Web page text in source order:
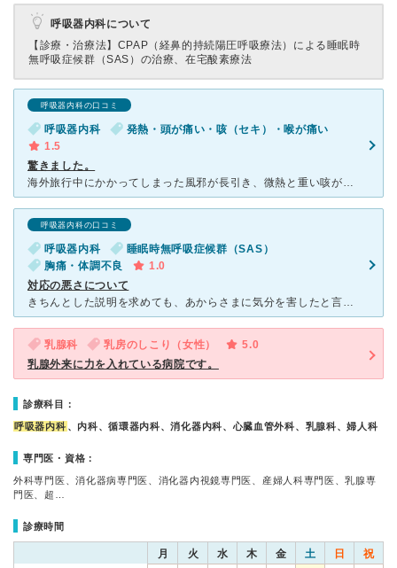
呼吸器内科について
【診療・治療法】 CPAP（経鼻的持続陽圧呼吸療法）による睡眠時
無呼吸症候群（SAS）の治療、在宅酸素療法
呼吸器内科の口コミ
呼吸器内科
発熱・頭が痛い・咳（セキ）・喉が痛い
1.5
驚きました。
海外旅行中にかかってしまった風邪が長引き、微熱と重い咳が続いたため、駅から近いこちらの内科を受診しました。 看護師さんには非常に丁寧に優しく対応いただきましたが、他の方々のコメントにもある通り、
呼吸器内科の口コミ
呼吸器内科
睡眠時無呼吸症候群（SAS）
胸痛・体調不良
1.0
対応の悪さについて
きちんとした説明を求めても、あからさまに気分を害したと言わないばかりの対応をされます。 またあることないこと自身の専門にあたる病気の症状であるといい、患者側が混乱します。 私の時も上段に書かれてる
乳腺科 乳房のしこり（女性）
5.0
乳腺外来に力を入れている病院です。
診療科目：
呼吸器内科 、内科、循環器内科、消化器内科、心臓血管外科、乳腺科、婦人科
専門医・資格：
外科専門医、消化器病専門医、消化器内視鏡専門医、産婦人科専門医、乳腺専
門医、超…
診療時間
月 火 水 木 金 土 日 祝